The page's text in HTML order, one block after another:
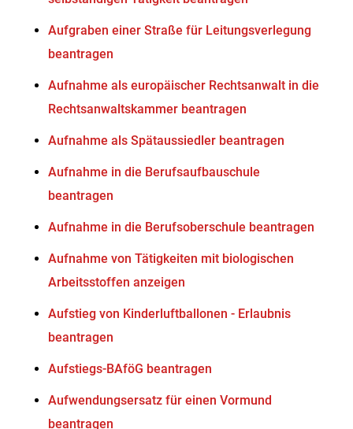
Aufgraben einer Straße für Leitungsverlegung
beantragen
Aufnahme als europäischer Rechtsanwalt in die
Rechtsanwaltskammer beantragen
Aufnahme als Spätaussiedler beantragen
Aufnahme in die Berufsaufbauschule
beantragen
Aufnahme in die Berufsoberschule beantragen
Aufnahme von Tätigkeiten mit biologischen
Arbeitsstoffen anzeigen
Aufstieg von Kinderluftballonen - Erlaubnis
beantragen
Aufstiegs-BAföG beantragen
Aufwendungsersatz für einen Vormund
beantragen